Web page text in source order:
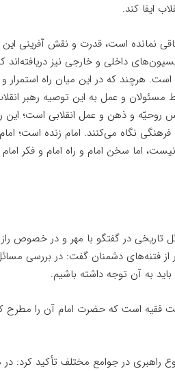
ایفا کند.
نمانده است، قدرت و نقش آفرینی این
داخلی و خارجی نیز دریافته‌اند
هرچند که در این میان راه استمرار و
مسئولان و عمل به این توصیه رهبر
روحیّه و ذهن و عمل انقلابی است؛ این
نگاه می‌کنند. امام زنده است؛
اما سخن امام و راه امام و فکر
در گفتگو با مهر و در خصوص راز
برای عبور از فتنه‌های دشمنان گفت: در
به آن توجه داشته باشیم.
فقیه است که حضرت امام آن را مطرح
راهبری در جوامع مختلف تأکید کرد: